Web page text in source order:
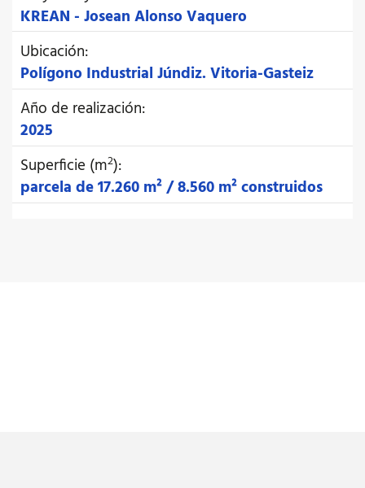
KREAN - Josean Alonso Vaquero
Ubicación:
Polígono Industrial Júndiz. Vitoria-Gasteiz
Año de realización:
2025
Superficie (m2):
parcela de 17.260 m² / 8.560 m² construidos